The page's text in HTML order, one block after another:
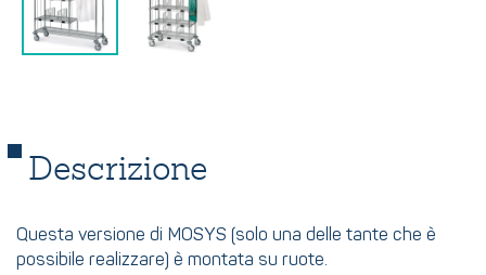
Descrizione
Questa versione di MOSYS (solo una delle tante che è
possibile realizzare) è montata su ruote.